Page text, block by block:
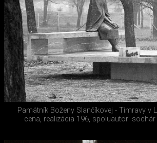
Pamätník Boženy Slančíkovej - Timravy v
cena, realizácia 196, spoluautor: